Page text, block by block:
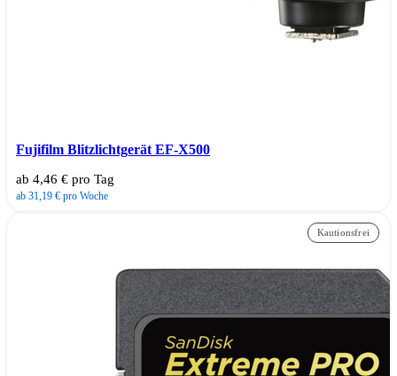
Fujifilm Blitzlichtgerät EF-X500
ab 4,46 € pro Tag
ab 31,19 € pro Woche
Kautionsfrei